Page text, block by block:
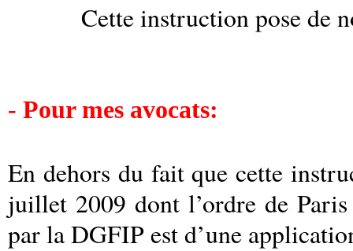
Cette instruction pose de
- Pour mes avocats:
En dehors du fait que cette
juillet 2009 dont l’ordre de
par la DGFIP est d’une